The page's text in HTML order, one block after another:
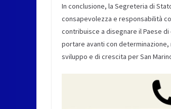
In conclusione, la Segreteria di
consapevolezza e responsabilità
contribuisce a disegnare il Paese
portare avanti con determinazione,
sviluppo e di crescita per San